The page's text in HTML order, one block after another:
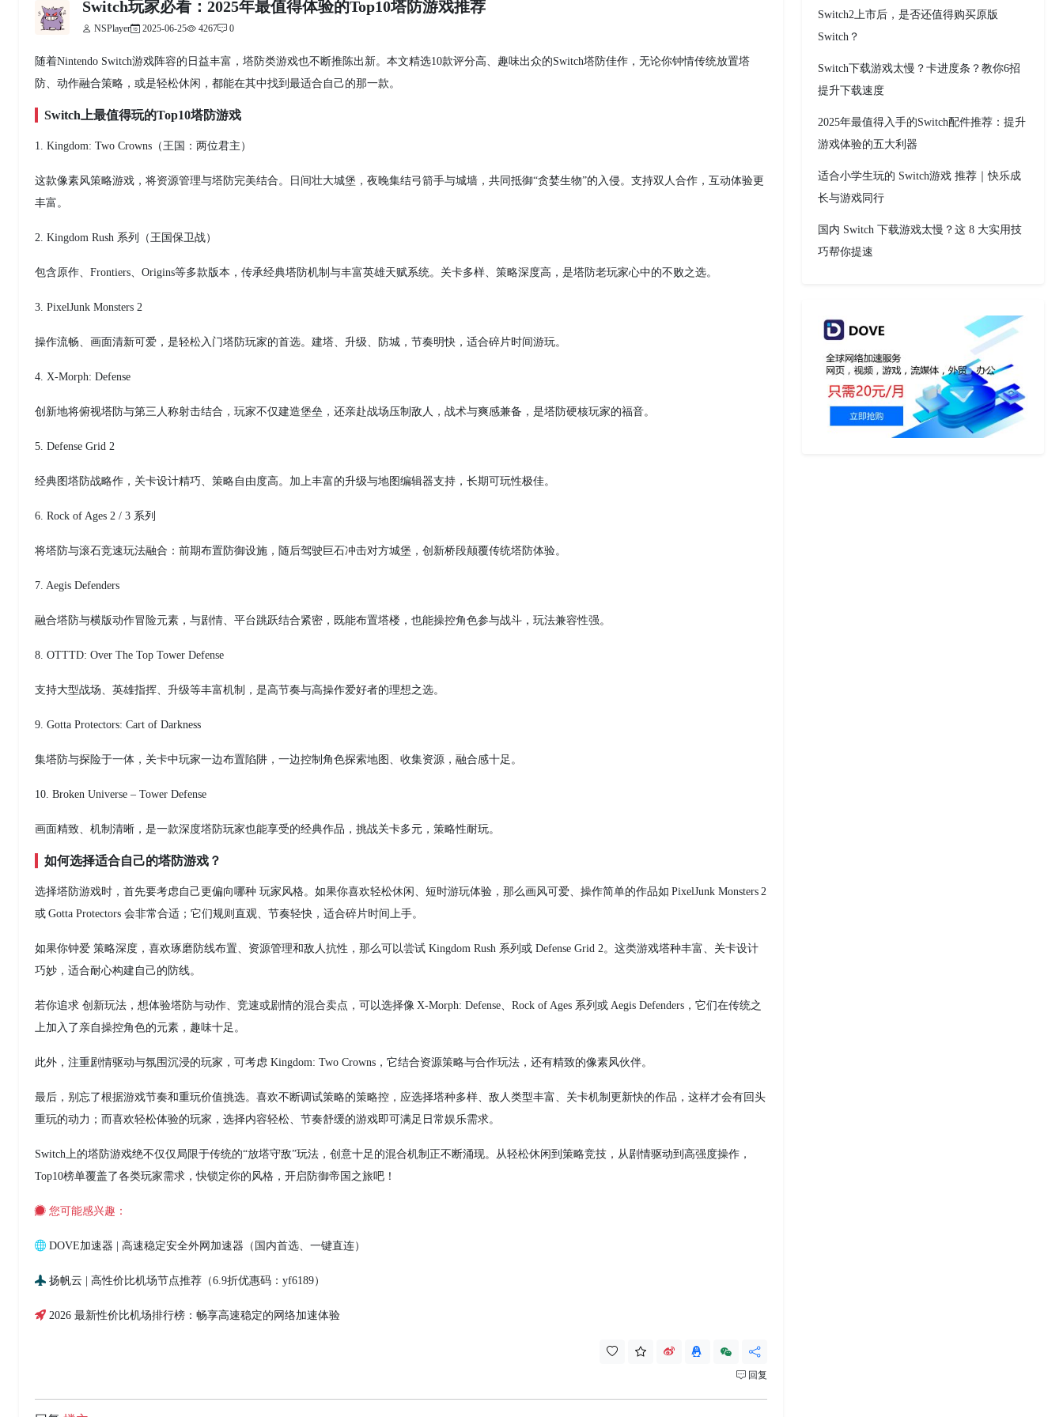
Switch玩家必看：2025年最值得体验的Top10塔防游戏推荐
NSPlayer 2025-06-25 4267 0
随着Nintendo Switch游戏阵容的日益丰富，塔防类游戏也不断推陈出新。本文精选10款评分高、趣味出众的Switch塔防佳作，无论你钟情传统放置塔
防、动作融合策略，或是轻松休闲，都能在其中找到最适合自己的那一款。
Switch上最值得玩的Top10塔防游戏
1. Kingdom: Two Crowns（王国：两位君主）
这款像素风策略游戏，将资源管理与塔防完美结合。日间壮大城堡，夜晚集结弓箭手与城墙，共同抵御“贪婪生物”的入侵。支持双人合作，互动体验更
丰富。
2. Kingdom Rush 系列（王国保卫战）
包含原作、Frontiers、Origins等多款版本，传承经典塔防机制与丰富英雄天赋系统。关卡多样、策略深度高，是塔防老玩家心中的不败之选。
3. PixelJunk Monsters 2
操作流畅、画面清新可爱，是轻松入门塔防玩家的首选。建塔、升级、防城，节奏明快，适合碎片时间游玩。
4. X-Morph: Defense
创新地将俯视塔防与第三人称射击结合，玩家不仅建造堡垒，还亲赴战场压制敌人，战术与爽感兼备，是塔防硬核玩家的福音。
5. Defense Grid 2
经典图塔防战略作，关卡设计精巧、策略自由度高。加上丰富的升级与地图编辑器支持，长期可玩性极佳。
6. Rock of Ages 2 / 3 系列
将塔防与滚石竞速玩法融合：前期布置防御设施，随后驾驶巨石冲击对方城堡，创新桥段颠覆传统塔防体验。
7. Aegis Defenders
融合塔防与横版动作冒险元素，与剧情、平台跳跃结合紧密，既能布置塔楼，也能操控角色参与战斗，玩法兼容性强。
8. OTTTD: Over The Top Tower Defense
支持大型战场、英雄指挥、升级等丰富机制，是高节奏与高操作爱好者的理想之选。
9. Gotta Protectors: Cart of Darkness
集塔防与探险于一体，关卡中玩家一边布置陷阱，一边控制角色探索地图、收集资源，融合感十足。
10. Broken Universe – Tower Defense
画面精致、机制清晰，是一款深度塔防玩家也能享受的经典作品，挑战关卡多元，策略性耐玩。
如何选择适合自己的塔防游戏？
选择塔防游戏时，首先要考虑自己更偏向哪种 玩家风格。如果你喜欢轻松休闲、短时游玩体验，那么画风可爱、操作简单的作品如 PixelJunk Monsters 2
或 Gotta Protectors 会非常合适；它们规则直观、节奏轻快，适合碎片时间上手。
如果你钟爱 策略深度，喜欢琢磨防线布置、资源管理和敌人抗性，那么可以尝试 Kingdom Rush 系列或 Defense Grid 2。这类游戏塔种丰富、关卡设计
巧妙，适合耐心构建自己的防线。
若你追求 创新玩法，想体验塔防与动作、竞速或剧情的混合卖点，可以选择像 X‑Morph: Defense、Rock of Ages 系列或 Aegis Defenders，它们在传统之
上加入了亲自操控角色的元素，趣味十足。
此外，注重剧情驱动与氛围沉浸的玩家，可考虑 Kingdom: Two Crowns，它结合资源策略与合作玩法，还有精致的像素风伙伴。
最后，别忘了根据游戏节奏和重玩价值挑选。喜欢不断调试策略的策略控，应选择塔种多样、敌人类型丰富、关卡机制更新快的作品，这样才会有回头
重玩的动力；而喜欢轻松体验的玩家，选择内容轻松、节奏舒缓的游戏即可满足日常娱乐需求。
Switch上的塔防游戏绝不仅仅局限于传统的“放塔守敌”玩法，创意十足的混合机制正不断涌现。从轻松休闲到策略竞技，从剧情驱动到高强度操作，
Top10榜单覆盖了各类玩家需求，快锁定你的风格，开启防御帝国之旅吧！
您可能感兴趣：
DOVE加速器 | 高速稳定安全外网加速器（国内首选、一键直连）
扬帆云 | 高性价比机场节点推荐（6.9折优惠码：yf6189）
2026 最新性价比机场排行榜：畅享高速稳定的网络加速体验
回复
Switch2上市后，是否还值得购买原版
Switch？
Switch下载游戏太慢？卡进度条？教你6招
提升下载速度
2025年最值得入手的Switch配件推荐：提升
游戏体验的五大利器
适合小学生玩的 Switch游戏 推荐｜快乐成
长与游戏同行
国内 Switch 下载游戏太慢？这 8 大实用技
巧帮你提速